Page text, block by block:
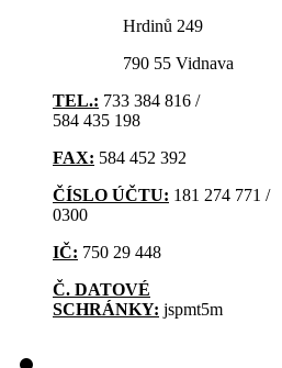
Hrdinů 249
790 55 Vidnava
TEL.: 733 384 816 /
584 435 198
FAX: 584 452 392
ČÍSLO ÚČTU: 181 274 771 /
0300
IČ: 750 29 448
Č. DATOVÉ
SCHRÁNKY: jspmt5m